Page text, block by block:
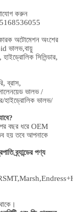
করুন
অটোমেশন অংশের
ভালভ,বায়ু
সিলিন্ডার,
, ব্রাস,
ভালভ /
/হাইড্রোলিক ভালভ/
বছর ধরে OEM
হয় তবে আপনাকে
ব্র্যান্ডের পণ্য